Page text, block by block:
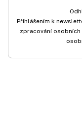
Přihlášením k
zpracování osobních